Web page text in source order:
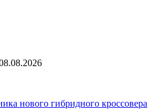
нового гибридного кроссовера